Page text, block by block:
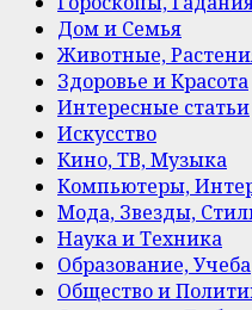
Дом и Семья
Животные,
Здоровье и Красота
Интересные статьи
Искусство
Кино, ТВ, Музыка
Компьютеры,
Мода, Звезды,
Наука и Техника
Образование, Учеба
Общество и